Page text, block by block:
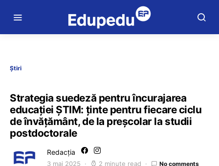
Știri
Strategia suedeză pentru încurajarea
educației ȘTIM: ținte pentru fiecare ciclu
de învățământ, de la preșcolar la studii
postdoctorale
Redacția
3 mai 2025 2 minute read No comments